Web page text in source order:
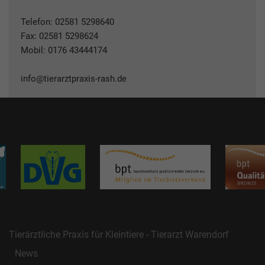
Telefon: 02581 5298640
Fax: 02581 5298624
Mobil: 0176 43444174
info@tierarztpraxis-rash.de
Tierärztliche Praxis für Kleintiere - Tierarzt Warendorf
News